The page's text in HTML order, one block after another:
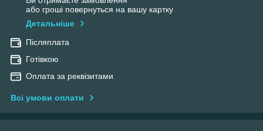
або гроші повернуться на вашу картку
Детальніше
Післяплата
Готівкою
Оплата за реквізитами
Всі умови оплати